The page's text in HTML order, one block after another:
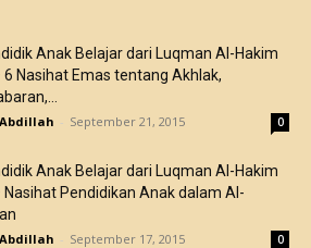
Anak Belajar dari Luqman Al-Hakim
6 Nasihat Emas tentang Akhlak,
- September 21, 2015 0
Anak Belajar dari Luqman Al-Hakim
Nasihat Pendidikan Anak dalam Al-
- September 17, 2015 0